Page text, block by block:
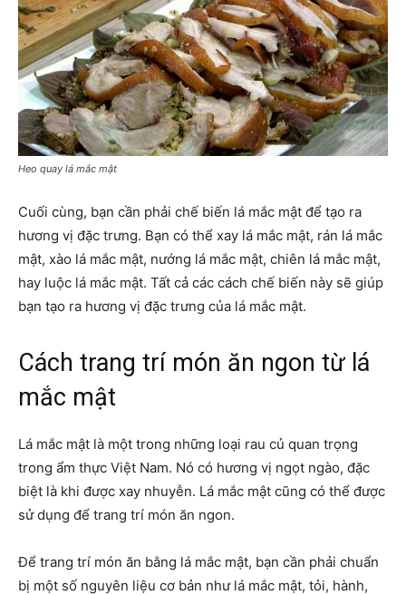
Heo quay lá mắc mật
Cuối cùng, bạn cần phải chế biến lá mắc mật để tạo ra
hương vị đặc trưng. Bạn có thể xay lá mắc mật, rán lá mắc
mật, xào lá mắc mật, nướng lá mắc mật, chiên lá mắc mật,
hay luộc lá mắc mật. Tất cả các cách chế biến này sẽ giúp
bạn tạo ra hương vị đặc trưng của lá mắc mật.
Cách trang trí món ăn ngon từ lá
mắc mật
Lá mắc mật là một trong những loại rau củ quan trọng
trong ẩm thực Việt Nam. Nó có hương vị ngọt ngào, đặc
biệt là khi được xay nhuyễn. Lá mắc mật cũng có thể được
sử dụng để trang trí món ăn ngon.
Để trang trí món ăn bằng lá mắc mật, bạn cần phải chuẩn
bị một số nguyên liệu cơ bản như lá mắc mật, tỏi, hành,